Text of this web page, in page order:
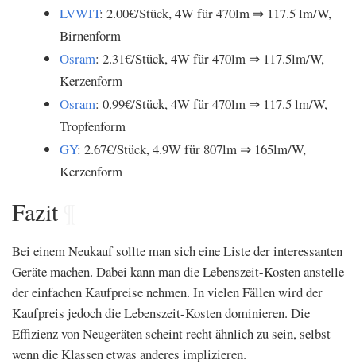
LVWIT: 2.00€/Stück, 4W für 470lm ⇒ 117.5 lm/W,
Birnenform
Osram: 2.31€/Stück, 4W für 470lm ⇒ 117.5lm/W,
Kerzenform
Osram: 0.99€/Stück, 4W für 470lm ⇒ 117.5 lm/W,
Tropfenform
GY: 2.67€/Stück, 4.9W für 807lm ⇒ 165lm/W,
Kerzenform
Fazit¶
Bei einem Neukauf sollte man sich eine Liste der interessanten
Geräte machen. Dabei kann man die Lebenszeit-Kosten anstelle
der einfachen Kaufpreise nehmen. In vielen Fällen wird der
Kaufpreis jedoch die Lebenszeit-Kosten dominieren. Die
Effizienz von Neugeräten scheint recht ähnlich zu sein, selbst
wenn die Klassen etwas anderes implizieren.